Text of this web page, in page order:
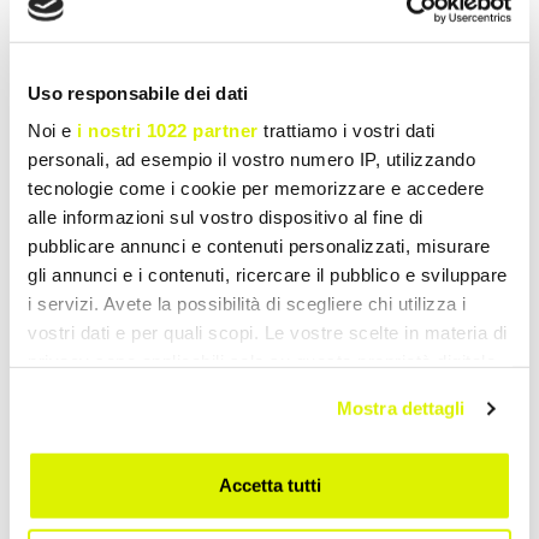
Uso responsabile dei dati
Noi e i nostri 1022 partner trattiamo i vostri dati
personali, ad esempio il vostro numero IP, utilizzando
tecnologie come i cookie per memorizzare e accedere
alle informazioni sul vostro dispositivo al fine di
pubblicare annunci e contenuti personalizzati, misurare
gli annunci e i contenuti, ricercare il pubblico e sviluppare
i servizi. Avete la possibilità di scegliere chi utilizza i
vostri dati e per quali scopi. Le vostre scelte in materia di
modificare o revocare il proprio consenso in qualsiasi
momento dalla Dichiarazione sui cookie o facendo clic
sull'icona di attivazione della privacy.
Con il tuo consenso, vorremmo anche:
Mostra dettagli
Accetta tutti
INNER
MgK Liposomiale
90caps
INNER
Multivitaminico
Liposomiale Donna
minerali. Migliora energia,...
sconti esclusivi